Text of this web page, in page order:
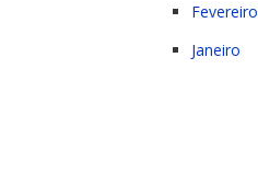
Fevereiro
Janeiro